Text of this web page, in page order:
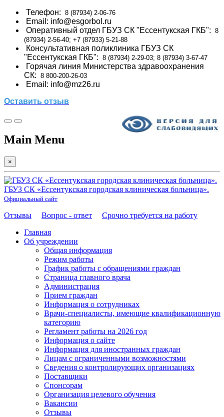
Телефон: 8 (87934) 2-06-76
Email: info@esgorbol.ru
Оперативный отдел ГБУЗ СК "Ессентукская ГКБ": 8
(87934) 2-56-40; +7 (87933) 5-21-88
Консультативная поликлиника ГБУЗ СК
"Ессентукская ГКБ": 8 (87934) 2-29-03; 8 (87934) 3-67-47
Горячая линия Министерства здравоохранения
СК: 8 800-200-26-03
Email: info@mz26.ru
Оставить отзыв
Main Menu
×
ГБУЗ СК «Ессентукская городская клиническая больница».
Официальный сайт
Отзывы Вопрос - ответ
Срочно требуется на работу
Главная
Об учреждении
Общая информация
Режим работы
График работы с обращениями граждан
Страница главного врача
Администрация
Прием граждан
Информация о сотрудниках
Врачи-специалисты, имеющие квалификационную
категорию
Регламент работы на 2026 год
Информация о сайте
Информация для иностранных граждан
Лицам с ограниченными возможностями
Сведения о контролирующих организациях
Поставщики
Спонсорам
Организация целевого обучения
Вакансии
Отзывы